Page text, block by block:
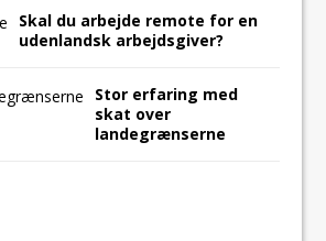
Skal du arbejde remote for en
udenlandsk arbejdsgiver?
Stor erfaring med
skat over
landegrænserne